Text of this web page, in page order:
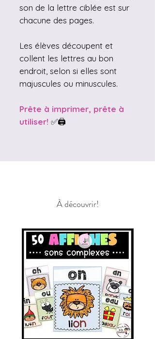
son de la lettre ciblée est sur
chacune des pages.
Les élèves découpent et
collent les lettres au bon
endroit, selon si elles sont
majuscules ou minuscules.
Prête à imprimer, prête à
utiliser! ✅🖨️
À découvrir!